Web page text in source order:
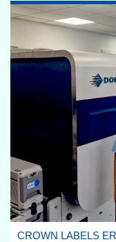
CROWN LABELS